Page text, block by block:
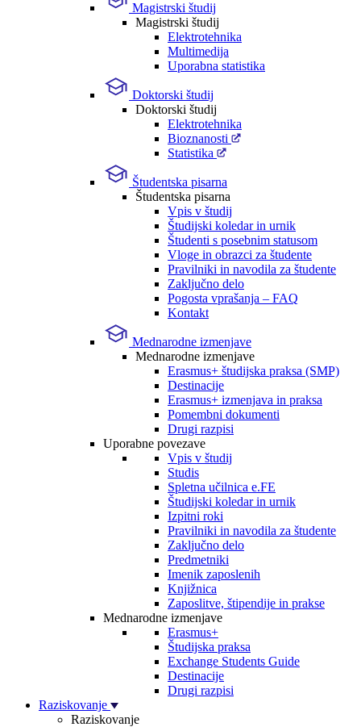
Magistrski študij
Magistrski študij
Elektrotehnika
Multimedija
Uporabna statistika
Doktorski študij
Doktorski študij
Elektrotehnika
Bioznanosti
Statistika
Študentska pisarna
Študentska pisarna
Vpis v študij
Študijski koledar in urnik
Študenti s posebnim statusom
Vloge in obrazci za študente
Pravilniki in navodila za študente
Zaključno delo
Pogosta vprašanja – FAQ
Kontakt
Mednarodne izmenjave
Mednarodne izmenjave
Erasmus+ študijska praksa (SMP)
Destinacije
Erasmus+ izmenjava in praksa
Pomembni dokumenti
Drugi razpisi
Uporabne povezave
Vpis v študij
Studis
Spletna učilnica e.FE
Študijski koledar in urnik
Izpitni roki
Pravilniki in navodila za študente
Zaključno delo
Predmetniki
Imenik zaposlenih
Knjižnica
Zaposlitve, štipendije in prakse
Mednarodne izmenjave
Erasmus+
Študijska praksa
Exchange Students Guide
Destinacije
Drugi razpisi
Raziskovanje
Raziskovanje